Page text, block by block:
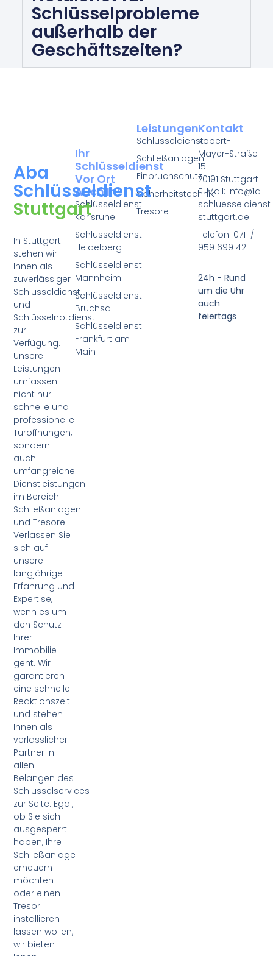
Schlüsselprobleme
außerhalb der
Geschäftszeiten?
Aba
Schlüsseldienst
Stuttgart
In Stuttgart
stehen wir
Ihnen als
zuverlässiger
Schlüsseldienst
und
Schlüsselnotdienst
zur
Verfügung.
Unsere
Leistungen
umfassen
nicht nur
schnelle und
professionelle
Türöffnungen,
sondern
auch
umfangreiche
Dienstleistungen
im Bereich
Schließanlagen
und Tresore.
Verlassen Sie
sich auf
unsere
langjährige
Erfahrung und
Expertise,
wenn es um
den Schutz
Ihrer
Immobilie
geht. Wir
garantieren
eine schnelle
Reaktionszeit
und stehen
Ihnen als
verlässlicher
Partner in
allen
Belangen des
Schlüsselservices
zur Seite. Egal,
ob Sie sich
ausgesperrt
haben, Ihre
Schließanlage
erneuern
möchten
oder einen
Tresor
installieren
lassen wollen,
wir bieten
Leistungen
Schlüsseldienst
Schließanlagen
Einbruchschutz
Sicherheitstechnik
Tresore
Ihr
Schlüsseldienst
Vor Ort
Auch In:
Schlüsseldienst
Karlsruhe
Schlüsseldienst
Heidelberg
Schlüsseldienst
Mannheim
Schlüsseldienst
Bruchsal
Schlüsseldienst
Frankfurt am
Main
Kontakt
Robert-
Mayer-Straße
15
70191 Stuttgart
E-Mail: info@1a-
stuttgart.de
Telefon: 0711 /
959 699 42
24h - Rund
um die Uhr
auch
feiertags